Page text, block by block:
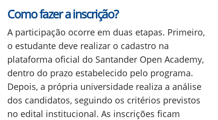
Como fazer a inscrição?
A participação ocorre em duas etapas. Primeiro,
o estudante deve realizar o cadastro na
plataforma oficial do Santander Open Academy,
dentro do prazo estabelecido pelo programa.
Depois, a própria universidade realiza a análise
dos candidatos, seguindo os critérios previstos
no edital institucional. As inscrições ficam